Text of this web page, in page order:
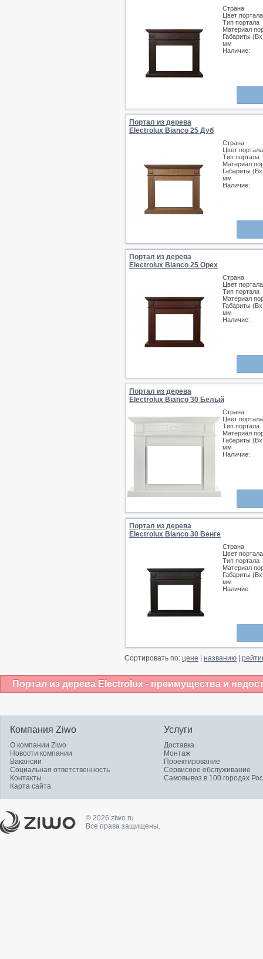
Страна
Цвет портала
Тип портала
Материал
Габариты
мм
Наличие:
Портал из дерева
Electrolux Bianco 25 Дуб
Страна
Цвет портала
Тип портала
Материал
Габариты
мм
Наличие:
Портал из дерева
Electrolux Bianco 25 Орех
Страна
Цвет портала
Тип портала
Материал
Габариты
мм
Наличие:
Портал из дерева
Electrolux Bianco 30 Белый
Страна
Цвет портала
Тип портала
Материал
Габариты
мм
Наличие:
Портал из дерева
Electrolux Bianco 30 Венге
Страна
Цвет портала
Тип портала
Материал
Габариты
мм
Наличие:
Сортировать по: цене названию
Портал из дерева Electrolux - преимущества и
Компания Ziwo
О компании Ziwo
Новости компании
Вакансии
Социальная ответственность
Контакты
Карта сайта
Услуги
Доставка
Монтаж
Проектирование
Сервисное обслуживание
Самовывоз в 100 городах
© 2026 ziwo.ru
Все права защищены.